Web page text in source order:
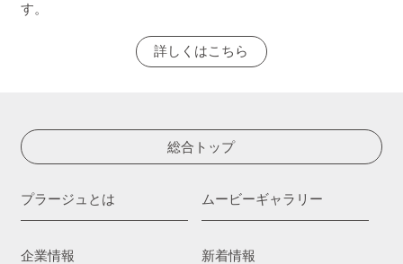
す。
詳しくはこちら
総合トップ
プラージュとは
企業情報
ムービーギャラリー
新着情報